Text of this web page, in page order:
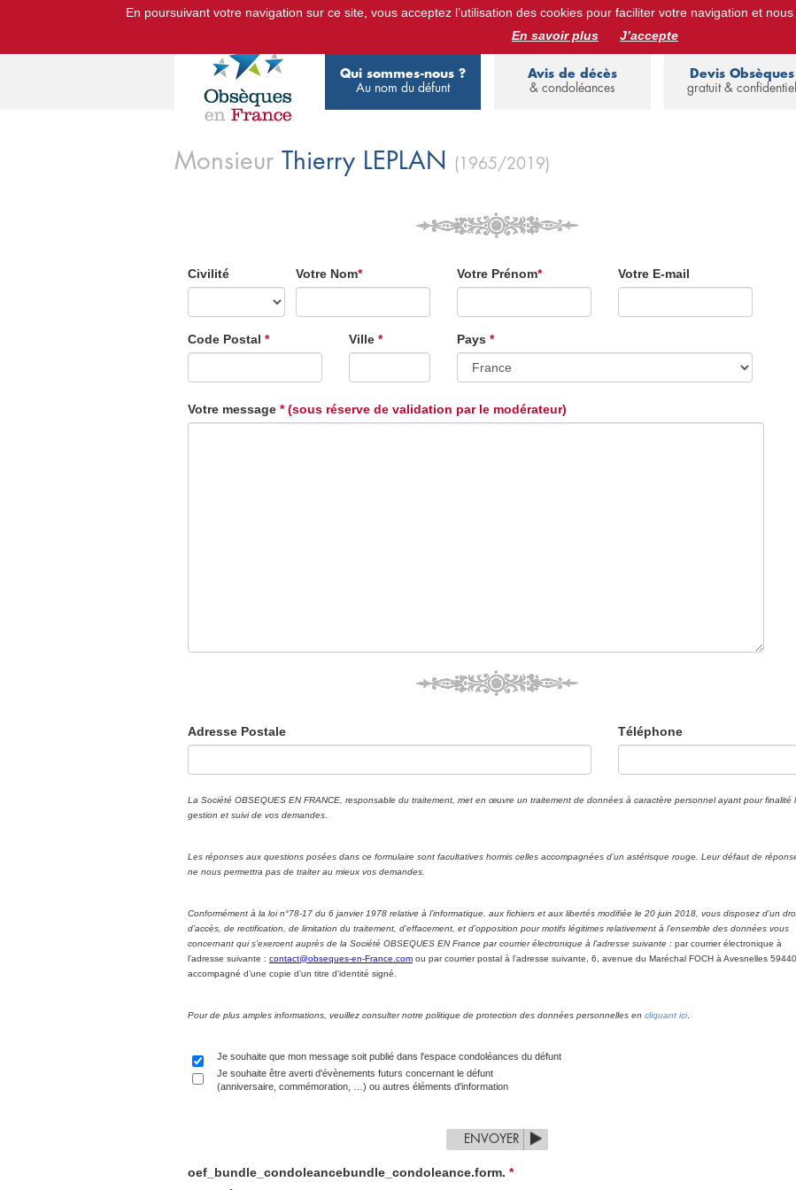
Le Portail d'Informations Obsèques :devis obsèques, assurance obsèques, avis de décès, annuaire de
Qui sommes-nous ?
Au nom du défunt
Avis de décès
& condoléances
Devis Obsèques
gratuit & confidentiel
Monsieur Thierry LEPLAN (1965/2019)
Civilité Votre Nom* Votre Prénom* Votre E-mail
Code Postal * Ville* Pays *
Votre message * (sous réserve de validation par le modérateur)
Adresse Postale Téléphone
La Société OBSEQUES EN FRANCE, responsable du traitement, met en œuvre un traitement de données à caractère personnel ayant pour finalité
gestion et suivi de vos demandes
Les réponses aux questions posées dans ce formulaire sont facultatives hormis celles accompagnées d’un astérisque rouge. Leur défaut de
ne nous permettra pas de traiter au mieux vos demandes.
Conformément à la loi n°78-17 du 6 janvier 1978 relative à l’informatique, aux fichiers et aux libertés modifiée le 20 juin 2018, vous disposez d’un
d’accès, de rectification, de limitation du traitement, d’effacement, et d’opposition pour motifs légitimes relativement à l’ensemble des données vous
concernant qui s’exercent auprès de la Société OBSEQUES EN France par courrier électronique à l’adresse suivante : par courrier électronique à
l’adresse suivante : contact@obseques-en-France.com ou par courrier postal à l’adresse suivante, 6, avenue du Maréchal FOCH à Avesnelles 59440,
accompagné d’une copie d’un titre d’identité signé.
Pour de plus amples informations, veuillez consulter notre politique de protection des données personnelles en cliquant ici.
Je souhaite que mon message soit publié dans l'espace condoléances du défunt
Je souhaite être averti d'évènements futurs concernant le défunt
(anniversaire, commémoration, …) ou autres éléments d'information
ENVOYER
oef_bundle_condoleancebundle_condoleance.form. *
En poursuivant votre navigation sur ce site, vous acceptez l’utilisation des cookies pour faciliter votre navigation et
En savoir plus
J’accepte